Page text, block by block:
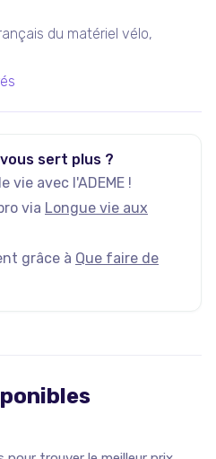
du matériel vélo,
sert plus ?
vie avec l'ADEME !
via Longue vie aux
grâce à Que faire de